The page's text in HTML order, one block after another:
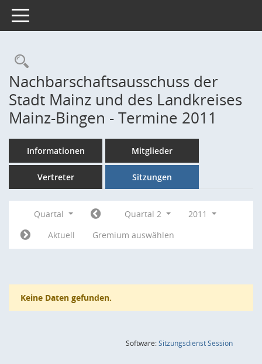
Toggle navigation
Rechercheauswahl
Nachbarschaftsausschuss der
Stadt Mainz und des Landkreises
Mainz-Bingen - Termine 2011
Informationen Mitglieder
Vertreter Sitzungen
Quartal Quartal 2
2011
Aktuell
Gremium auswählen
Keine Daten gefunden.
Software:SitzungsdienstSession(Wird in